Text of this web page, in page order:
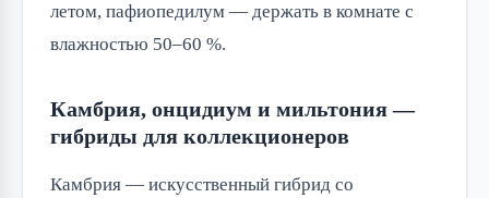
летом, пафиопедилум — держать в комнате с
влажностью 50–60 %.
Камбрия, онцидиум и мильтония —
гибриды для коллекционеров
Камбрия — искусственный гибрид со